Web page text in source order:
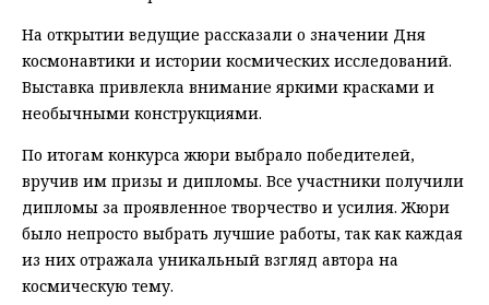
На открытии ведущие рассказали о значении Дня
космонавтики и истории космических исследований.
Выставка привлекла внимание яркими красками и
необычными конструкциями.
По итогам конкурса жюри выбрало победителей,
вручив им призы и дипломы. Все участники получили
дипломы за проявленное творчество и усилия. Жюри
было непросто выбрать лучшие работы, так как каждая
из них отражала уникальный взгляд автора на
космическую тему.